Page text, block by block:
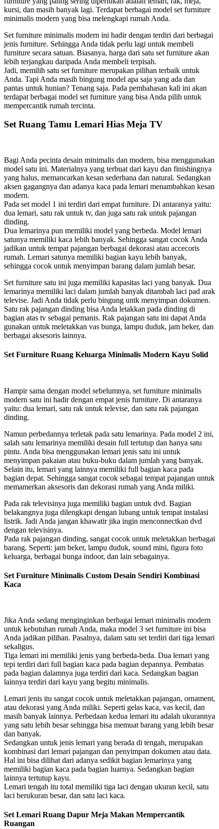
kursi, dan masih banyak lagi. Terdapat berbagai model set furniture
minimalis modern yang bisa melengkapi rumah Anda.
Set furniture minimalis modern ini hadir dengan terdiri dari berbagai
jenis furniture. Sehingga Anda tidak perlu lagi untuk membeli
furniture secara satuan. Biasanya, harga dari satu set furniture akan
lebih terjangkau daripada Anda membeli terpisah.
Jadi, memilih satu set furniture merupakan pilihan terbaik untuk
Anda. Tapi Anda masih bingung model apa saja yang ada dan
pantas untuk hunian? Tenang saja. Pada pembahasan kali ini akan
terdapat berbagai model set furniture yang bisa Anda pilih untuk
mempercantik rumah tercinta.
Set Ruang Tamu Lemari Hias Meja TV
Bagi Anda pecinta desain minimalis dan modern, bisa menggunakan
model satu ini. Materialnya yang terbuat dari kayu dan finishingnya
yang halus, memancarkan kesan sederhana dan natural. Sedangkan
aksen gagangnya dan adanya kaca pada lemari menambahkan kesan
modern.
Pada set model 1 ini terdiri dari empat furniture. Di antaranya yaitu:
dua lemari, satu rak untuk tv, dan juga satu rak untuk pajangan
dinding.
Dua lemarinya pun memiliki model yang berbeda. Model lemari
satunya memiliki kaca lebih banyak. Sehingga sangat cocok Anda
jadikan untuk tempat pajangan berbagai dekorasi atau accecoris
rumah. Lemari satunya memiliki bagian kayu lebih banyak,
sehingga cocok untuk menyimpan barang dalam jumlah besar.
Set furniture satu ini juga memiliki kapasitas laci yang banyak. Dua
lemarinya memiliki laci dalam jumlah banyak ditambah laci pad arak
televise. Jadi Anda tidak perlu bingung untk menyimpan dokumen.
Satu rak pajangan dinding bisa Anda letakkan pada dinding di
bagian atas tv sebagai pemanis. Rak pajangan satu ini dapat Anda
gunakan untuk meletakkan vas bunga, lampu duduk, jam beker, dan
berbagai aksesoris lainnya.
Set Furniture Ruang Keluarga Minimalis Modern Kayu Solid
Hampir sama dengan model sebelumnya, set furniture minimalis
modern satu ini hadir dengan empat jenis furniture. Di antaranya
yaitu: dua lemari, satu rak untuk televise, dan satu rak pajangan
dinding.
Namun perbedannya terletak pada satu lemarinya. Pada model 2 ini,
salah satu lemarinya memiliki desain full tertutup dan hanya satu
pintu. Anda bisa menggunakan lemari jenis satu ini untuk
menyimpan pakaian atau buku-buku dalam jumlah yang banyak.
Selain itu, lemari yang lainnya memiliki full bagian kaca pada
bagian depat. Sehingga sangat cocok sebagai tempat pajangan untuk
memamerkan aksesoris dan dekorasi rumah yang Anda miliki.
Pada rak televisinya juga memiliki bagian untuk dvd. Bagian
belakangnya juga dilengkapi dengan lubang untuk tempat instalasi
listrik. Jadi Anda jangan khawatir jika ingin menconnectkan dvd
dengan televisinya.
Pada rak pajangan dinding, sangat cocok untuk meletakkan berbagai
barang. Seperti: jam beker, lampu duduk, sound mini, figura foto
keluarga, berbagai bunga indoor, dan lain sebagainya.
Set Furniture Minimalis Custom Desain Sendiri Kombinasi
Kaca
Jika Anda sedang menginginkan berbagai lemari minimalis modern
untuk kebutuhan rumah Anda, maka model 3 set furniture ini bisa
Anda jadikan pilihan. Pasalnya, dalam satu set terdiri dari tiga lemari
sekaligus.
Tiga lemari ini memiliki jenis yang berbeda-beda. Dua lemari yang
tepi terdiri dari full bagian kaca pada bagian depannya. Pembatas
pada bagian dalamnya juga terdiri dari kaca. Sedangkan bagian
lainnya terdiri dari kayu yang begitu minimalis.
Lemari jenis itu sangat cocok untuk meletakkan pajangan, ornament,
atau dekorasi yang Anda miliki. Seperti gelas kaca, vas kecil, dan
masih banyak lainnya. Perbedaan kedua lemari itu adalah ukurannya
yang satu lebih besar sehingga bisa memuat barang yang lebih besar
dan banyak.
Sedangkan untuk jenis lemari yang berada di tengah, merupakan
kombinasi dari lemari pajangan dan penyimpan dokumen atau data.
Hal ini bisa dilihat dari adanya sedikit bagian lemarinya yang
memiliki bagian kaca pada bagian luarnya. Sedangkan bagian
lainnya tertutup kayu.
Lemari tengah itu total memiliki tiga laci dengan ukuran kecil, satu
laci berukuran besar, dan satu laci kaca.
Set Lemari Ruang Dapur Meja Makan Mempercantik
Ruangan